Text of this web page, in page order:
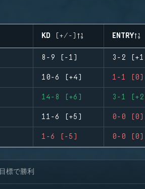
KD (+/-) ENTRY
8-9 (-1) 3-2
10-6 (+4) 1-1 (0)
14-8 (+6) 3-1
11-6 (+5) 0-0 (0)
1-6 (-5) 0-0 (0)
目標で勝利